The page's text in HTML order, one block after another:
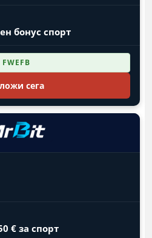
бонус спорт
FWEFB
сега
€ за спорт